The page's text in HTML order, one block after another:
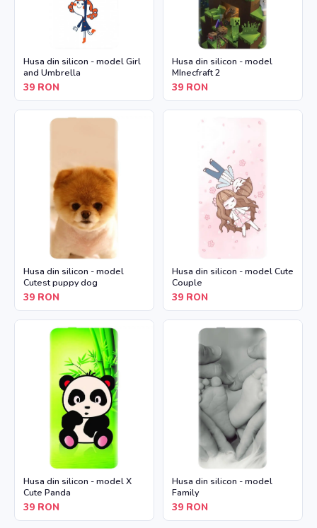
Husa din silicon - model Girl
and Umbrella
39 RON
Husa din silicon - model
MInecfraft 2
39 RON
Husa din silicon - model
Cutest puppy dog
39 RON
Husa din silicon - model Cute
Couple
39 RON
Husa din silicon - model X
Cute Panda
39 RON
Husa din silicon - model
Family
39 RON